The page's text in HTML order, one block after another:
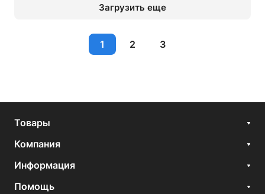
Загрузить еще
1 2 3
Товары
Компания
Информация
Помощь